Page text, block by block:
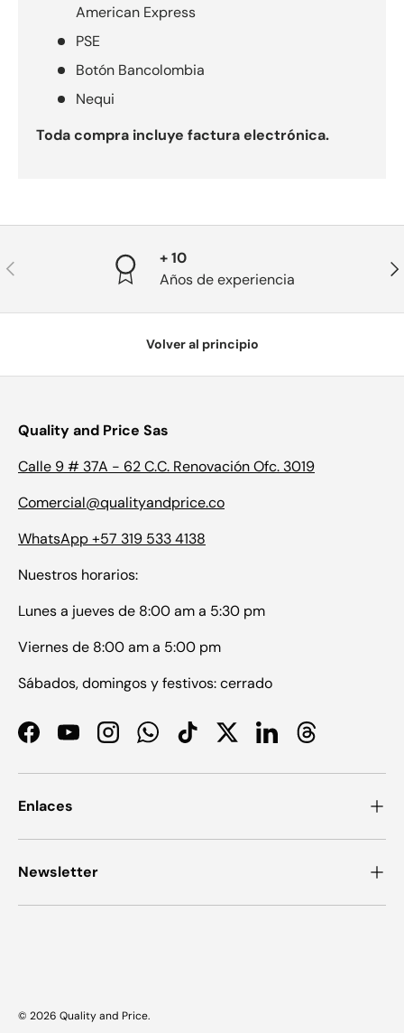
American Express
PSE
Botón Bancolombia
Nequi
Toda compra incluye factura electrónica.
Anterior
+ 10
Años de experiencia
Volver al principio
Quality and Price Sas
Calle 9 # 37A - 62 C.C. Renovación Ofc. 3019
Comercial@qualityandprice.co
WhatsApp +57 319 533 4138
Nuestros horarios:
Lunes a jueves de 8:00 am a 5:30 pm
Viernes de 8:00 am a 5:00 pm
Sábados, domingos y festivos: cerrado
FacebookYouTubeInstagramWhatsAppTikTokTwitterLinkedInThreads
Enlaces
Newsletter
© 2026 Quality and Price.